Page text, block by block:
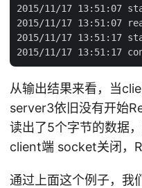
2015/11/17 13:51:07
2015/11/17 13:51:07
2015/11/17 13:51:17
从输出结果来看，当
server3依旧没有开始
读出了5个字节的数据
client端 socket关闭，
通过上面这个例子，我